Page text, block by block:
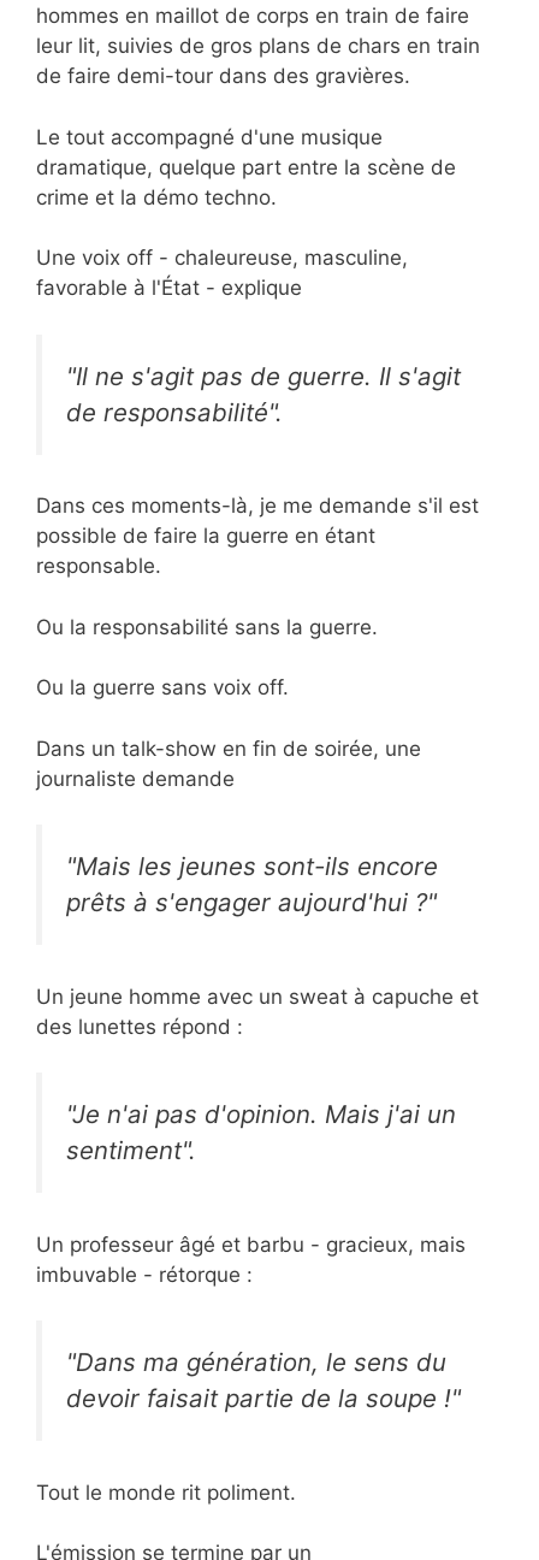
hommes en maillot de corps en train de faire
leur lit, suivies de gros plans de chars en train
de faire demi-tour dans des gravières.
Le tout accompagné d'une musique
dramatique, quelque part entre la scène de
crime et la démo techno.
Une voix off - chaleureuse, masculine,
favorable à l'État - explique
"Il ne s'agit pas de guerre. Il s'agit
de responsabilité".
Dans ces moments-là, je me demande s'il est
possible de faire la guerre en étant
responsable.
Ou la responsabilité sans la guerre.
Ou la guerre sans voix off.
Dans un talk-show en fin de soirée, une
journaliste demande
"Mais les jeunes sont-ils encore
prêts à s'engager aujourd'hui ?"
Un jeune homme avec un sweat à capuche et
des lunettes répond :
"Je n'ai pas d'opinion. Mais j'ai un
sentiment".
Un professeur âgé et barbu - gracieux, mais
imbuvable - rétorque :
"Dans ma génération, le sens du
devoir faisait partie de la soupe !"
Tout le monde rit poliment.
L'émission se termine par un